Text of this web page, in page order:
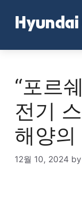
contentHyundai
“포르
전기
해양의
12월 10, 2024 by